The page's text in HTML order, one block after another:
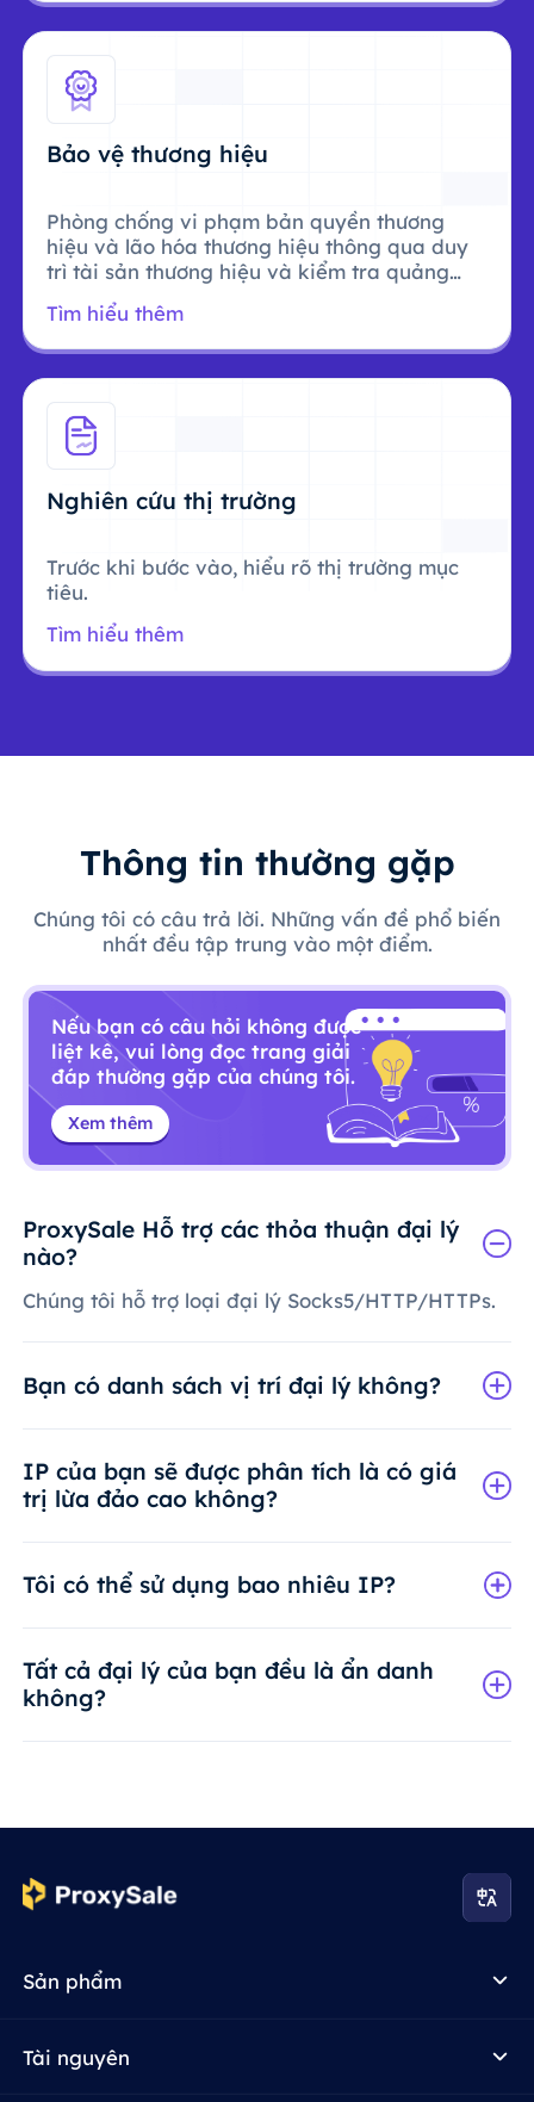
Bảo vệ thương hiệu
Phòng chống vi phạm bản quyền thương
hiệu và lão hóa thương hiệu thông qua duy
trì tài sản thương hiệu và kiểm tra quảng
Tìm hiểu thêm
Nghiên cứu thị trường
Trước khi bước vào, hiểu rõ thị trường mục
tiêu.
Tìm hiểu thêm
Thông tin thường gặp
Chúng tôi có câu trả lời. Những vấn đề phổ biến
nhất đều tập trung vào một điểm.
Nếu bạn có câu hỏi không được
liệt kê, vui lòng đọc trang giải
đáp thường gặp của chúng tôi.
Xem thêm
ProxySale Hỗ trợ các thỏa thuận đại lý
nào?
Chúng tôi hỗ trợ loại đại lý Socks5/HTTP/HTTPs.
Bạn có danh sách vị trí đại lý không?
IP của bạn sẽ được phân tích là có giá
trị lừa đảo cao không?
Tôi có thể sử dụng bao nhiêu IP?
Tất cả đại lý của bạn đều là ẩn danh
không?
Sản phẩm
Tài nguyên